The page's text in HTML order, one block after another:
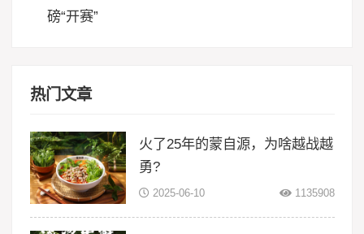
磅“开赛”
热门文章
火了25年的蒙自源，为啥越战越
勇?
2025-06-10 1135908